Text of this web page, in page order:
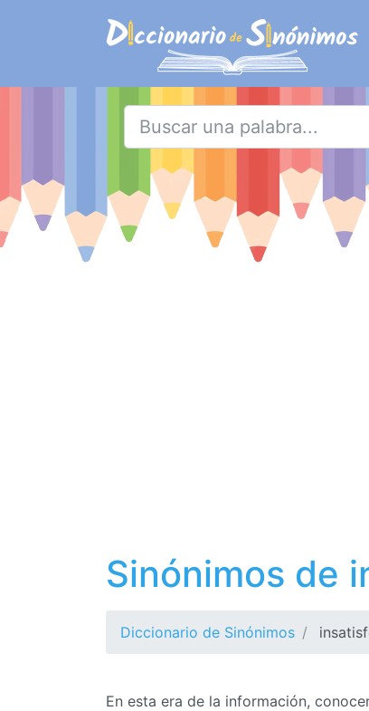
Sinónimos de
Diccionario de Sinónimos
En esta era de la información,